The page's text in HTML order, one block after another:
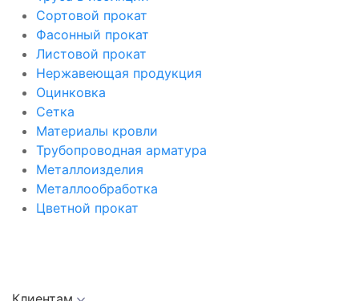
Сортовой прокат
Фасонный прокат
Листовой прокат
Нержавеющая продукция
Оцинковка
Сетка
Материалы кровли
Трубопроводная арматура
Металлоизделия
Металлообработка
Цветной прокат